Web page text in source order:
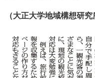
（大正大学地域構想研究